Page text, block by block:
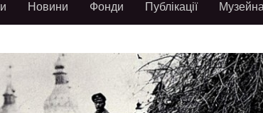
Новини Фонди Публікації